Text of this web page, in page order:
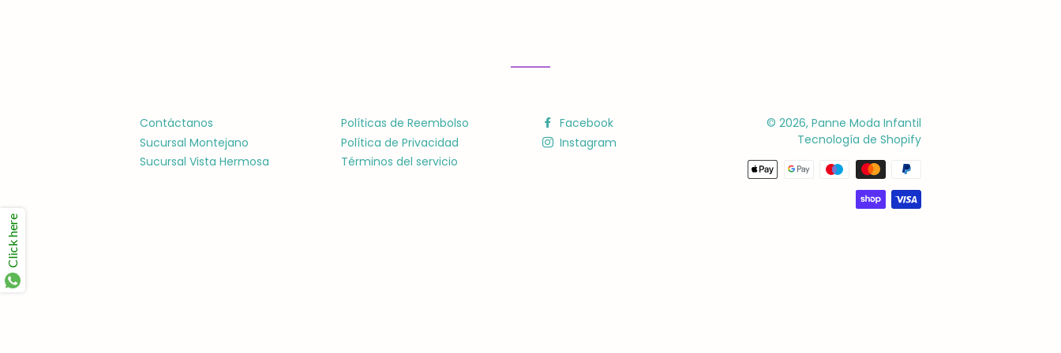
Contáctanos
Sucursal Montejano
Sucursal Vista Hermosa
Políticas de Reembolso
Política de Privacidad
Términos del servicio
Facebook
Instagram
© 2026, Panne Moda Infantil
Tecnología de Shopify
Click here